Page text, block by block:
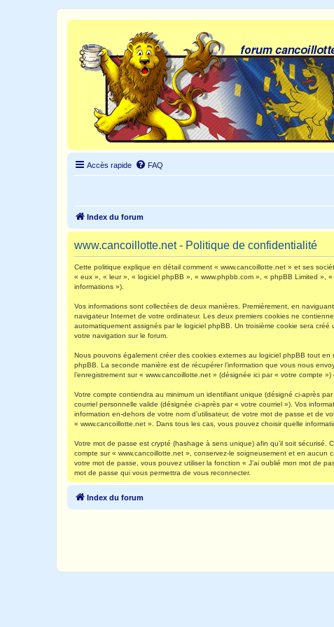
Accès rapide FAQ
Index du forum
www.cancoillotte.net - Politique de confidentialité
Cette politique explique en détail comment « www.cancoillotte.net » et ses
« eux », « leur », « logiciel phpBB », « www.phpbb.com », « phpBB Limited »,
informations »).
Vos informations sont collectées de deux manières. Premièrement, en
navigateur Internet de votre ordinateur. Les deux premiers cookies ne
automatiquement assignés par le logiciel phpBB. Un troisième cookie sera
votre navigation sur le forum.
Nous pouvons également créer des cookies externes au logiciel phpBB tout
phpBB. La seconde manière est de récupérer l’information que vous nous
l’enregistrement sur « www.cancoillotte.net » (désignée ici par « votre compte
Votre compte contiendra au minimum un identifiant unique (désigné ci-après
courriel personnelle valide (désignée ci-après par « votre courriel »). Vos
information en-dehors de votre nom d’utilisateur, de votre mot de passe et de
« www.cancoillotte.net ». Dans tous les cas, vous pouvez choisir quelle
Votre mot de passe est crypté (hashage à sens unique) afin qu’il soit
compte sur « www.cancoillotte.net », conservez-le soigneusement et en
votre mot de passe, vous pouvez utiliser la fonction « J’ai oublié mon mot de
mot de passe qui vous permettra de vous reconnecter.
Index du forum